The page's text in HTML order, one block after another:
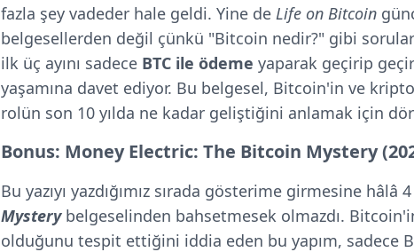
fazla şey vadeder hale geldi. Yine de Life on Bitcoin
belgesellerden değil çünkü "Bitcoin nedir?" gibi
ilk üç ayını sadece BTC ile ödeme yaparak geçirip
yaşamına davet ediyor. Bu belgesel, Bitcoin'in ve
rolün son 10 yılda ne kadar geliştiğini anlamak için
Bonus: Money Electric: The Bitcoin Mystery
Bu yazıyı yazdığımız sırada gösterime girmesine hâlâ
Mysterybelgeselinden bahsetmesek olmazdı.
olduğunu tespit ettiğini iddia eden bu yapım, sadece